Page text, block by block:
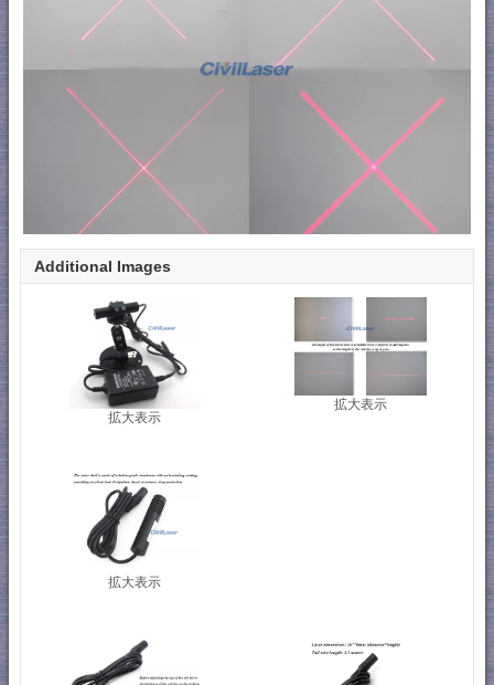
Additional Images
拡大表示
拡大表示
拡大表示